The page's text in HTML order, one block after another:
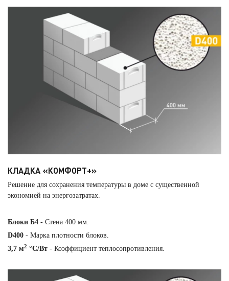
КЛАДКА «КОМФОРТ+»
Решение для сохранения температуры в доме с существенной
экономией на энергозатратах.
Блоки Б4 - Стена 400 мм.
D400 - Марка плотности блоков.
3,7 м2 °С/Вт - Коэффициент теплосопротивления.